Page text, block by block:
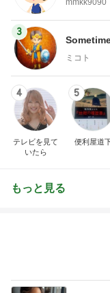
mmkk9090
3
ミコト
4
テレビを見て
いたら
5
便利屋道
もっと見る